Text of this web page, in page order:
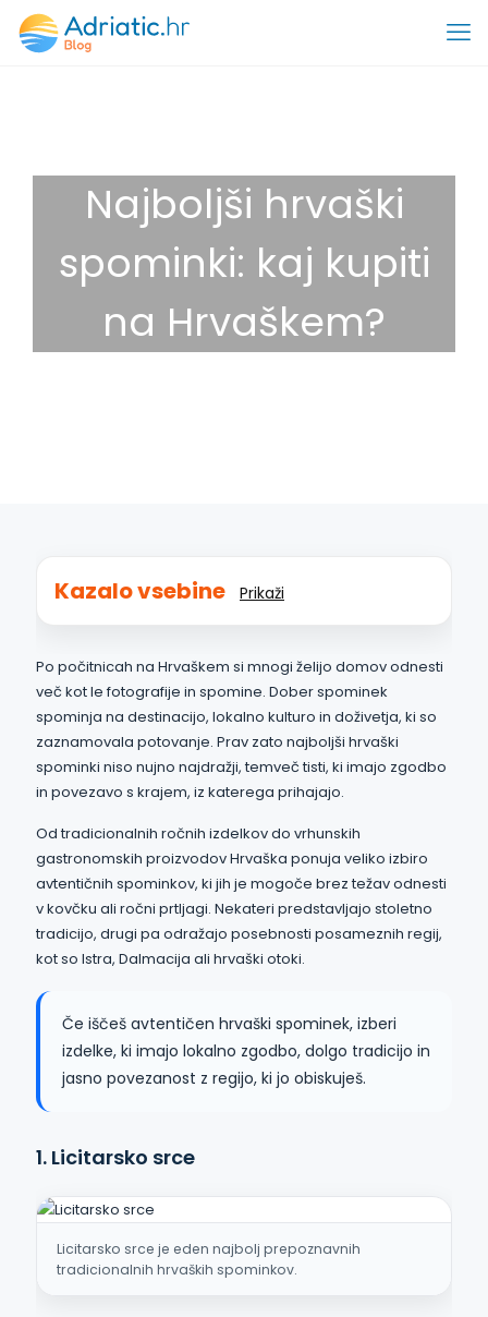
Najboljši hrvaški
spominki: kaj kupiti
na Hrvaškem?
Kazalo vsebine Prikaži
Po počitnicah na Hrvaškem si mnogi želijo domov odnesti
več kot le fotografije in spomine. Dober spominek
spominja na destinacijo, lokalno kulturo in doživetja, ki so
zaznamovala potovanje. Prav zato najboljši hrvaški
spominki niso nujno najdražji, temveč tisti, ki imajo zgodbo
in povezavo s krajem, iz katerega prihajajo.
Od tradicionalnih ročnih izdelkov do vrhunskih
gastronomskih proizvodov Hrvaška ponuja veliko izbiro
avtentičnih spominkov, ki jih je mogoče brez težav odnesti
v kovčku ali ročni prtljagi. Nekateri predstavljajo stoletno
tradicijo, drugi pa odražajo posebnosti posameznih regij,
kot so Istra, Dalmacija ali hrvaški otoki.
Če iščeš avtentičen hrvaški spominek, izberi
izdelke, ki imajo lokalno zgodbo, dolgo tradicijo in
jasno povezanost z regijo, ki jo obiskuješ.
1. Licitarsko srce
Licitarsko srce je eden najbolj prepoznavnih
tradicionalnih hrvaških spominkov.